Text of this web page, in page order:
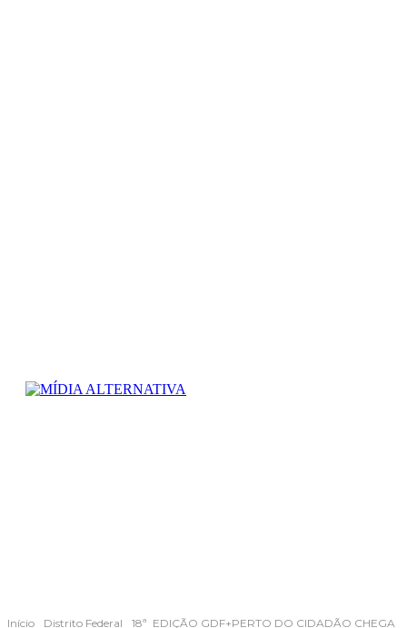
Início Distrito Federal
18ª EDIÇÃO GDF+PERTO DO CIDADÃO CHEGA